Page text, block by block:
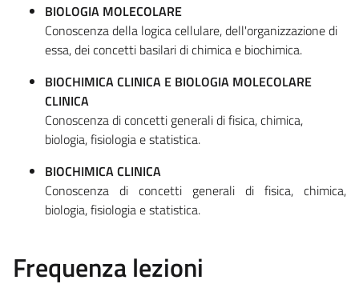
BIOLOGIA MOLECOLARE
Conoscenza della logica cellulare, dell'organizzazione di
essa, dei concetti basilari di chimica e biochimica.
BIOCHIMICA CLINICA E BIOLOGIA MOLECOLARE
CLINICA
Conoscenza di concetti generali di fisica, chimica,
biologia, fisiologia e statistica.
BIOCHIMICA CLINICA
Conoscenza di concetti generali di fisica, chimica,
biologia, fisiologia e statistica.
Frequenza lezioni